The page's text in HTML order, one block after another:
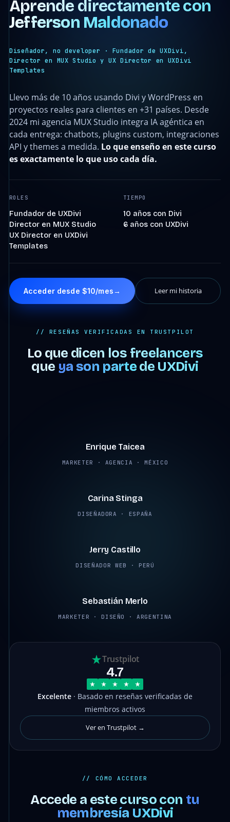
Aprende directamente con
Jefferson Maldonado
Diseñador, no developer · Fundador de UXDivi,
Director en MUX Studio y UX Director en UXDivi
Templates
Llevo más de 10 años usando Divi y WordPress en
proyectos reales para clientes en +31 países. Desde
2024 mi agencia MUX Studio integra IA agéntica en
cada entrega: chatbots, plugins custom, integraciones
API y themes a medida. Lo que enseño en este curso
es exactamente lo que uso cada día.
ROLES
Fundador de UXDivi
Director en MUX Studio
UX Director en UXDivi
Templates
TIEMPO
10 años con Divi
6 años con UXDivi
Acceder desde $10/mes→ Leer mi historia
// RESEÑAS VERIFICADAS EN TRUSTPILOT
Lo que dicen los freelancers
que ya son partede UXDivi
Enrique Taicea
MARKETER · AGENCIA · MÉXICO
Carina Stinga
DISEÑADORA · ESPAÑA
Jerry Castillo
DISEÑADOR WEB · PERÚ
Sebastián Merlo
MARKETER · DISEÑO · ARGENTINA
Trustpilot
4.7
Excelente · Basado en reseñas verificadas de
miembros activos
Ver en Trustpilot →
// CÓMO ACCEDER
Accede a este curso con tu
membresía UXDivi